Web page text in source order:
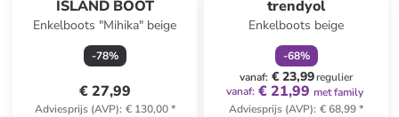
ISLAND BOOT
Enkelboots "Mihika" beige
-78%
€ 27,99
Adviesprijs (AVP): € 130,00*
trendyol
Enkelboots beige
-68%
vanaf: € 23,99regulier
vanaf: € 21,99 met family
Adviesprijs (AVP): € 68,99*